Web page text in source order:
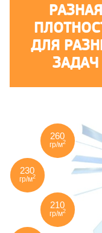
РАЗНАЯ
ДЛЯ
ЗАДАЧ
260
гр/м2
230
гр/м2
210
гр/м2